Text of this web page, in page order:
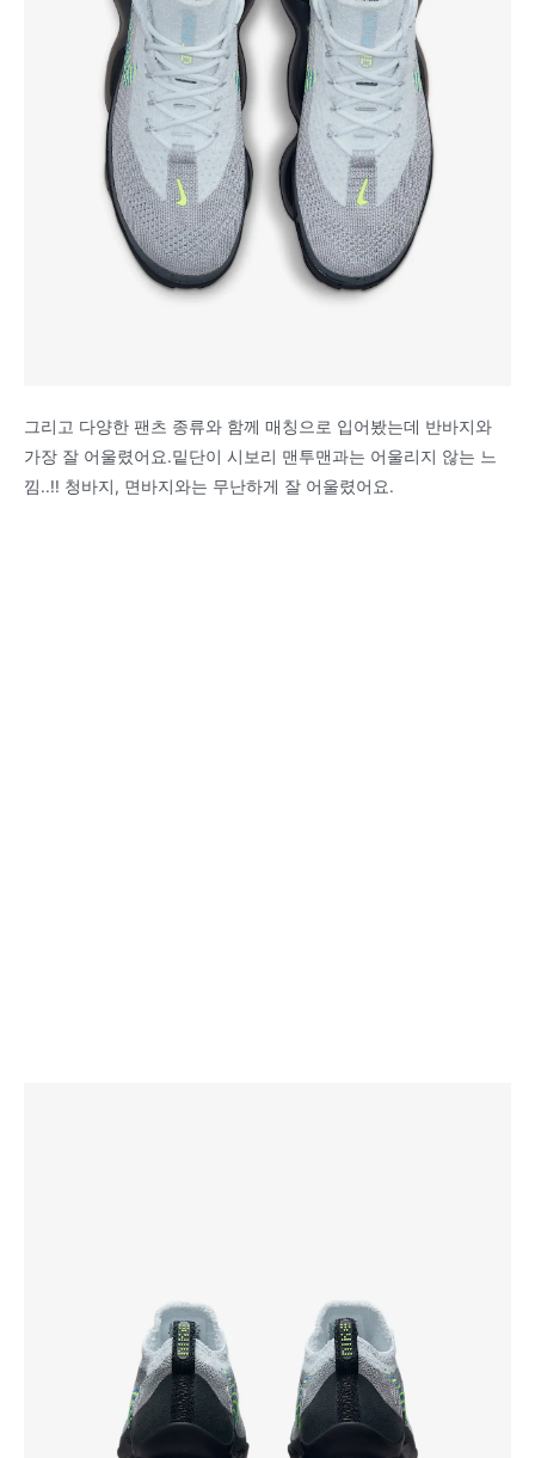
그리고 다양한 팬츠 종류와 함께 매칭으로 입어봤는데 반바지와
가장 잘 어울렸어요.밑단이 시보리 맨투맨과는 어울리지 않는 느
낌..!! 청바지, 면바지와는 무난하게 잘 어울렸어요.